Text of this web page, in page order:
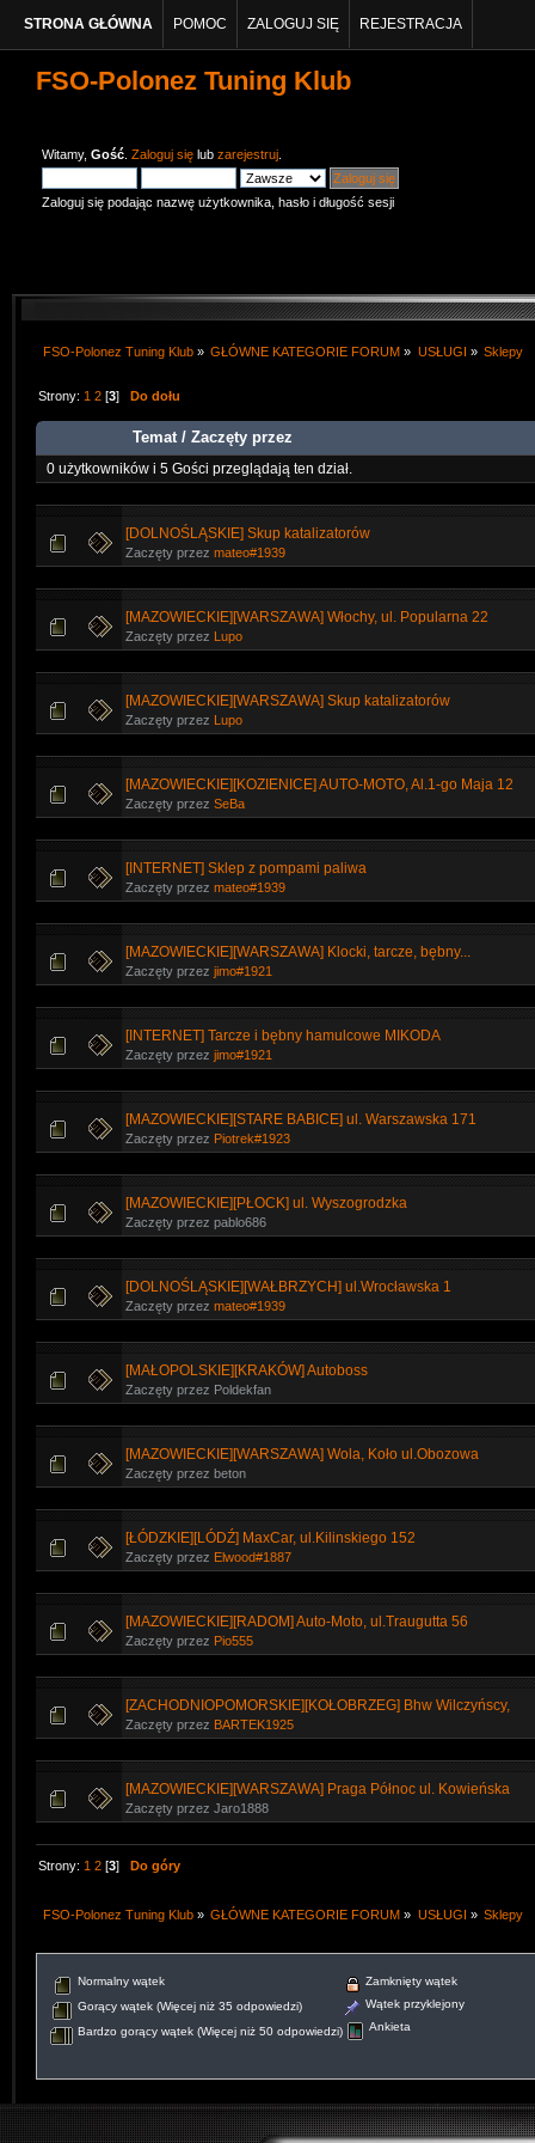
STRONA GŁÓWNA POMOC ZALOGUJ SIĘ REJESTRACJA
FSO-Polonez Tuning Klub
Witamy, Gość. Zaloguj sięlub zarejestruj.
Zaloguj się podając nazwę użytkownika, hasło i długość sesji
FSO-Polonez Tuning Klub » GŁÓWNE KATEGORIE FORUM » USŁUGI » Sklepy
Strony: 1 2 [3]Do dołu
Temat/ Zaczęty przez
0 użytkowników i 5 Gości przeglądają ten dział.
[DOLNOŚLĄSKIE] Skup katalizatorów
Zaczęty przez mateo#1939
[MAZOWIECKIE][WARSZAWA] Włochy, ul. Popularna 22
Zaczęty przez Lupo
[MAZOWIECKIE][WARSZAWA] Skup katalizatorów
Zaczęty przez Lupo
[MAZOWIECKIE][KOZIENICE] AUTO-MOTO, Al.1-go Maja 12
Zaczęty przez SeBa
[INTERNET] Sklep z pompami paliwa
Zaczęty przez mateo#1939
[MAZOWIECKIE][WARSZAWA] Klocki, tarcze, bębny...
Zaczęty przez jimo#1921
[INTERNET] Tarcze i bębny hamulcowe MIKODA
Zaczęty przez jimo#1921
[MAZOWIECKIE][STARE BABICE] ul. Warszawska 171
Zaczęty przez Piotrek#1923
[MAZOWIECKIE][PŁOCK] ul. Wyszogrodzka
Zaczęty przez pablo686
[DOLNOŚLĄSKIE][WAŁBRZYCH] ul.Wrocławska 1
Zaczęty przez mateo#1939
[MAŁOPOLSKIE][KRAKÓW] Autoboss
Zaczęty przez Poldekfan
[MAZOWIECKIE][WARSZAWA] Wola, Koło ul.Obozowa
Zaczęty przez beton
[ŁÓDZKIE][LÓDŹ] MaxCar, ul.Kilinskiego 152
Zaczęty przez Elwood#1887
[MAZOWIECKIE][RADOM] Auto-Moto, ul.Traugutta 56
Zaczęty przez Pio555
[ZACHODNIOPOMORSKIE][KOŁOBRZEG] Bhw Wilczyńscy,
Zaczęty przez BARTEK1925
[MAZOWIECKIE][WARSZAWA] Praga Północ ul. Kowieńska
Zaczęty przez Jaro1888
Strony: 1 2 [3]Do góry
FSO-Polonez Tuning Klub » GŁÓWNE KATEGORIE FORUM » USŁUGI » Sklepy
Normalny wątek
Gorący wątek (Więcej niż 35 odpowiedzi)
Bardzo gorący wątek (Więcej niż 50 odpowiedzi)
Zamknięty wątek
Wątek przyklejony
Ankieta